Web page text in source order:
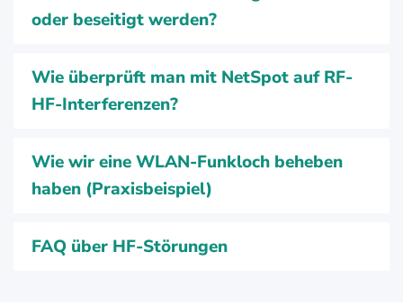
oder beseitigt werden?
Wie überprüft man mit NetSpot auf RF-
HF-Interferenzen?
Wie wir eine WLAN-Funkloch beheben
haben (Praxisbeispiel)
FAQ über HF-Störungen